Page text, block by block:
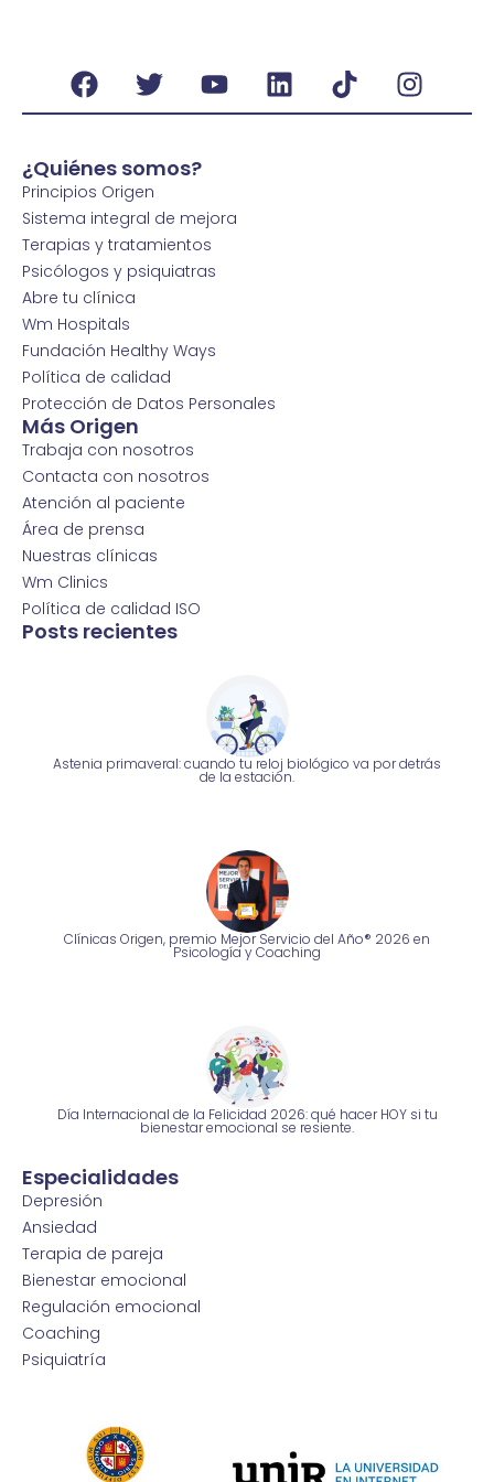
¿Quiénes somos?
Principios Origen
Sistema integral de mejora
Terapias y tratamientos
Psicólogos y psiquiatras
Abre tu clínica
Wm Hospitals
Fundación Healthy Ways
Política de calidad
Protección de Datos Personales
Más Origen
Trabaja con nosotros
Contacta con nosotros
Atención al paciente
Área de prensa
Nuestras clínicas
Wm Clinics
Política de calidad ISO
Posts recientes
Astenia primaveral: cuando tu reloj biológico va por detrás
de la estación.
Clínicas Origen, premio Mejor Servicio del Año® 2026 en
Psicología y Coaching
Día Internacional de la Felicidad 2026: qué hacer HOY si tu
bienestar emocional se resiente.
Especialidades
Depresión
Ansiedad
Terapia de pareja
Bienestar emocional
Regulación emocional
Coaching
Psiquiatría